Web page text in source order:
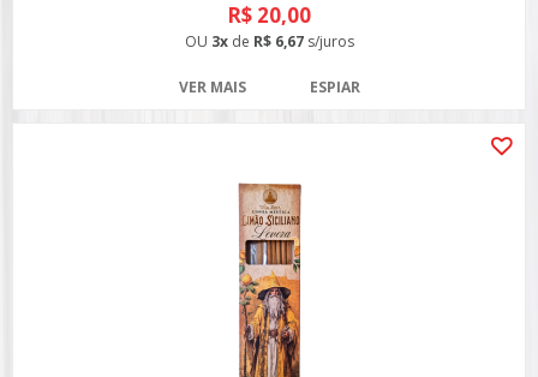
R$ 20,00
OU 3xde R$ 6,67s/juros
VER MAIS ESPIAR